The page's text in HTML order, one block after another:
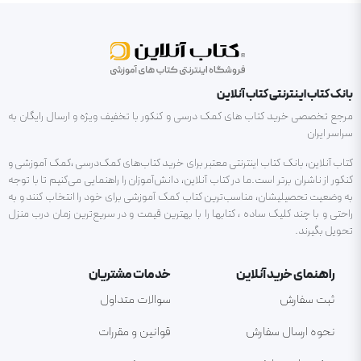
بانک کتاب اینترنتی کتاب آنلاین
مرجع تخصصی خرید کتاب های کمک درسی و کنکور با تخفیف ویژه و ارسال رایگان به
سراسر ایران
کتاب آنلاین، بانک کتاب اینترنتی معتبر برای خرید کتاب‌های کمک‌درسی ،کمک آموزشی و
کنکور از ناشران برتر است.ما در کتاب آنلاین، دانش‌آموزان را راهنمایی می‌کنیم تا با توجه
به وضعیت تحصیلیشان، مناسب‌ترین کتاب کمک آموزشی برای خود را انتخاب کنند و به
راحتی و با چند کلیک ساده ، کتابها را با بهترین قیمت و در سریع‌ترین زمان درب منزل
تحویل بگیرند.
راهنمای خرید آنلاین
ثبت سفارش
نحوه ارسال سفارش
خدمات مشتریان
سوالات متداول
قوانین و مقررات